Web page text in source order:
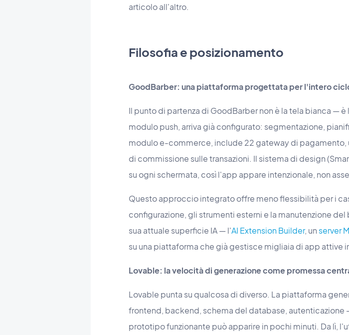
articolo all'altro.
Filosofia e posizionamento
GoodBarber: una piattaforma progettata per l'intero
Il punto di partenza di GoodBarber non è la tela bianca —
modulo push, arriva già configurato: segmentazione,
modulo e-commerce, include 22 gateway di
di commissione sulle transazioni. Il sistema di design
su ogni schermata, così l'app appare intenzionale, non
Questo approccio integrato offre meno flessibilità per i
configurazione, gli strumenti esterni e la manutenzione
sua attuale superficie IA — l'AI Extension Builder, un server
su una piattaforma che già gestisce migliaia di app attive
Lovable: la velocità di generazione come promessa
Lovable punta su qualcosa di diverso. La piattaforma
frontend, backend, schema del database, autenticazione
prototipo funzionante può apparire in pochi minuti. Da lì,